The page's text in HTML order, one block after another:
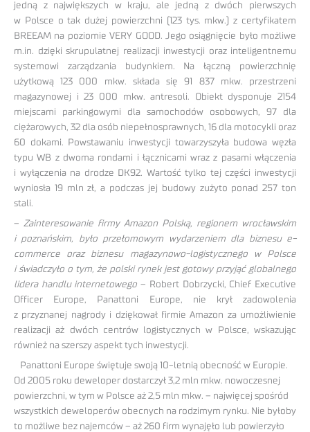
jedną z największych w kraju, ale jedną z dwóch pierwszych
w Polsce o tak dużej powierzchni (123 tys. mkw.) z certyfikatem
BREEAM na poziomie VERY GOOD. Jego osiągnięcie było możliwe
m.in. dzięki skrupulatnej realizacji inwestycji oraz inteligentnemu
systemowi zarządzania budynkiem. Na łączną powierzchnię
użytkową 123 000 mkw. składa się 91 837 mkw. przestrzeni
magazynowej i 23 000 mkw. antresoli. Obiekt dysponuje 2154
miejscami parkingowymi dla samochodów osobowych, 97 dla
ciężarowych, 32 dla osób niepełnosprawnych, 16 dla motocykli oraz
60 dokami. Powstawaniu inwestycji towarzyszyła budowa węzła
typu WB z dwoma rondami i łącznicami wraz z pasami włączenia
i wyłączenia na drodze DK92. Wartość tylko tej części inwestycji
wyniosła 19 mln zł, a podczas jej budowy zużyto ponad 257 ton
stali.
– Zainteresowanie firmy Amazon Polską, regionem wrocławskim
i poznańskim, było przełomowym wydarzeniem dla biznesu e-
commerce oraz biznesu magazynowo-logistycznego w Polsce
i świadczyło o tym, że polski rynek jest gotowy przyjąć globalnego
lidera handlu internetowego – Robert Dobrzycki, Chief Executive
Officer Europe, Panattoni Europe, nie krył zadowolenia
z przyznanej nagrody i dziękował firmie Amazon za umożliwienie
realizacji aż dwóch centrów logistycznych w Polsce, wskazując
również na szerszy aspekt tych inwestycji.
Panattoni Europe świętuje swoją 10-letnią obecność w Europie.
Od 2005 roku deweloper dostarczył 3,2 mln mkw. nowoczesnej
powierzchni, w tym w Polsce aż 2,5 mln mkw. – najwięcej spośród
wszystkich deweloperów obecnych na rodzimym rynku. Nie byłoby
to możliwe bez najemców – aż 260 firm wynajęło lub powierzyło